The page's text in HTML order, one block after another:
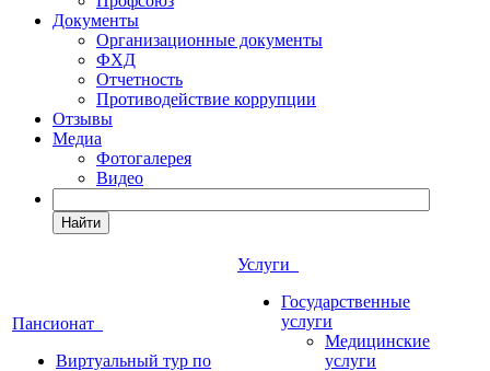
Документы
Организационные документы
ФХД
Отчетность
Противодействие коррупции
Отзывы
Медиа
Фотогалерея
Видео
Найти
Пансионат
Виртуальный тур по
Услуги
Государственные
услуги
Медицинские
услуги